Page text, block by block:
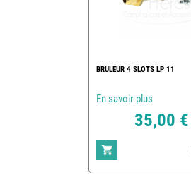
BRULEUR 4 SLOTS LP 11
En savoir plus
35,00 €